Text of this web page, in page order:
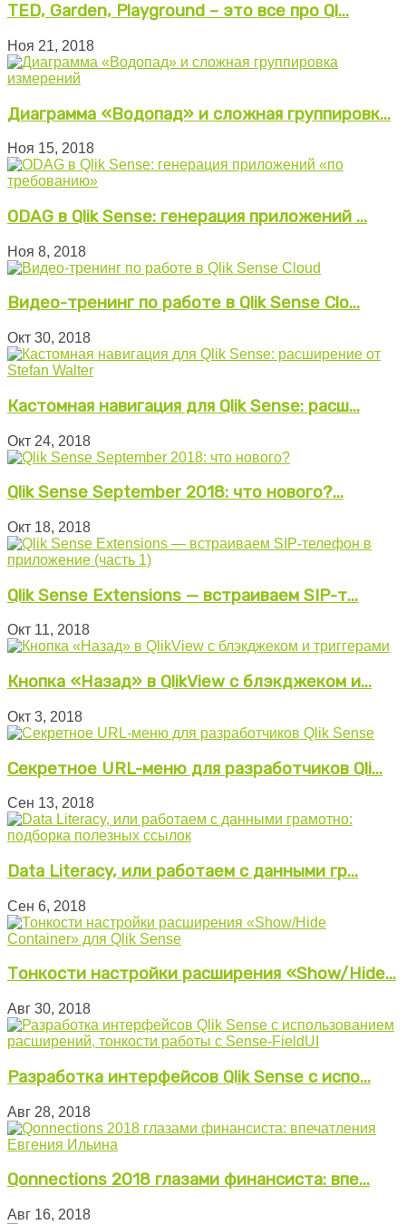
TED, Garden, Playground – это все про Ql...
Ноя 21, 2018
Диаграмма «Водопад» и сложная группировк...
Ноя 15, 2018
ODAG в Qlik Sense: генерация приложений ...
Ноя 8, 2018
Видео-тренинг по работе в Qlik Sense Clo...
Окт 30, 2018
Кастомная навигация для Qlik Sense: расш...
Окт 24, 2018
Qlik Sense September 2018: что нового?...
Окт 18, 2018
Qlik Sense Extensions — встраиваем SIP-т...
Окт 11, 2018
Кнопка «Назад» в QlikView с блэкджеком и...
Окт 3, 2018
Секретное URL-меню для разработчиков Qli...
Сен 13, 2018
Data Literacy, или работаем с данными гр...
Сен 6, 2018
Тонкости настройки расширения «Show/Hide...
Авг 30, 2018
Разработка интерфейсов Qlik Sense с испо...
Авг 28, 2018
Qonnections 2018 глазами финансиста: впе...
Авг 16, 2018